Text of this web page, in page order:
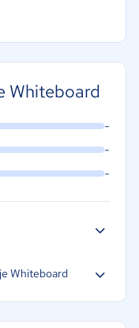
Whiteboard
-
-
-
Whiteboard